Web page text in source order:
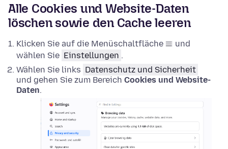
Alle Cookies und Website-Daten
löschen sowie den Cache leeren
Klicken Sie auf die Menüschaltfläche
und
wählen Sie Einstellungen .
Wählen Sie links Datenschutz und Sicherheit
und gehen Sie zum Bereich Cookies und Website-
Daten.